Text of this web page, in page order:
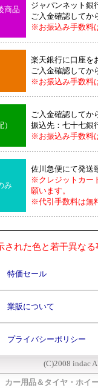
商品
ジャパンネット銀
ご入金確認してか
※お振込み手数料
楽天銀行に口座を
ご入金確認してか
※お振込み手数料
ご入金確認してか
振込先：七十七銀
※お振込み手数料
み
佐川急便にて発送
※クレジットカー
願います。
※代引手数料は無
れた色と若干異な
特価セール
業販について
プライバシーポリシー
(C)2008 indac
カー用品＆タイヤ・ホイ